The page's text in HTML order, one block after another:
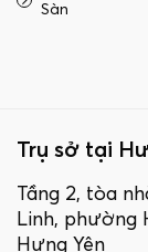
Sàn
Trụ sở tại
Tầng 2, tòa
Linh, phường
Hưng Yên